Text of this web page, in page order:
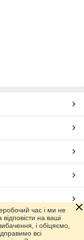
час і ми не
на ваші
і обіцяємо,
всі